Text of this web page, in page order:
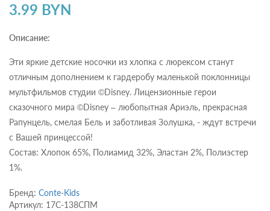
3.99 BYN
Описание:
Эти яркие детские носочки из хлопка с люрексом станут
отличным дополнением к гардеробу маленькой поклонницы
мультфильмов студии ©Disney. Лицензионные герои
сказочного мира ©Disney – любопытная Ариэль, прекрасная
Рапунцель, смелая Бель и заботливая Золушка, - ждут встречи
с Вашей принцессой!
Состав: Хлопок 65%, Полиамид 32%, Эластан 2%, Полиэстер
1%.
Бренд: Conte-Kids
Артикул: 17С-138СПМ